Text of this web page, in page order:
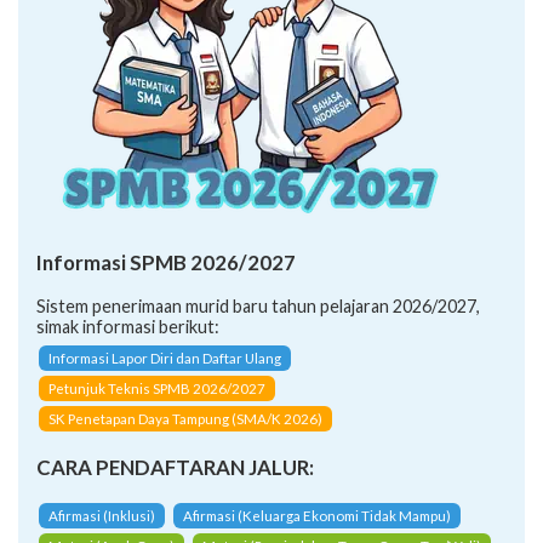
Informasi SPMB 2026/2027
Sistem penerimaan murid baru tahun pelajaran 2026/2027,
simak informasi berikut:
Informasi Lapor Diri dan Daftar Ulang
Petunjuk Teknis SPMB 2026/2027
SK Penetapan Daya Tampung (SMA/K 2026)
CARA PENDAFTARAN JALUR:
Afirmasi (Inklusi)
Afirmasi (Keluarga Ekonomi Tidak Mampu)